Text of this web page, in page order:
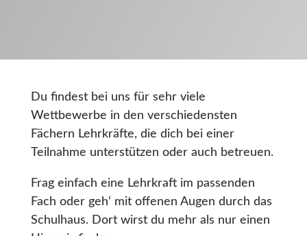
Du findest bei uns für sehr viele
Wettbewerbe in den verschiedensten
Fächern Lehrkräfte, die dich bei einer
Teilnahme unterstützen oder auch betreuen.
Frag einfach eine Lehrkraft im passenden
Fach oder geh‘ mit offenen Augen durch das
Schulhaus. Dort wirst du mehr als nur einen